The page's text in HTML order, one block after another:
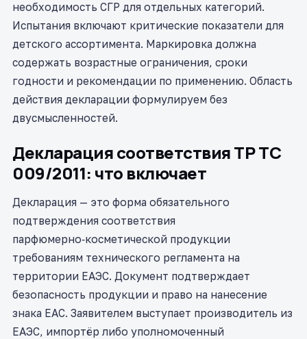
необходимость СГР для отдельных категорий.
Испытания включают критические показатели для
детского ассортимента. Маркировка должна
содержать возрастные ограничения, сроки
годности и рекомендации по применению. Область
действия декларации формулируем без
двусмысленностей.
Декларация соответствия ТР ТС
009/2011: что включает
Декларация — это форма обязательного
подтверждения соответствия
парфюмерно‑косметической продукции
требованиям технического регламента на
территории ЕАЭС. Документ подтверждает
безопасность продукции и право на нанесение
знака ЕАС. Заявителем выступает производитель из
ЕАЭС, импортёр либо уполномоченный